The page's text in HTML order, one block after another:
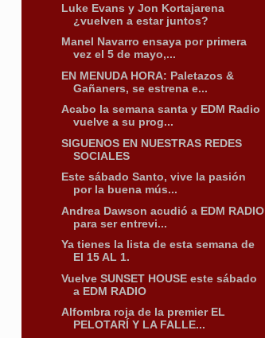
Luke Evans y Jon Kortajarena
¿vuelven a estar juntos?
Manel Navarro ensaya por primera
vez el 5 de mayo,...
EN MENUDA HORA: Paletazos &
Gañaners, se estrena e...
Acabo la semana santa y EDM Radio
vuelve a su prog...
SIGUENOS EN NUESTRAS REDES
SOCIALES
Este sábado Santo, vive la pasión
por la buena mús...
Andrea Dawson acudió a EDM RADIO
para ser entrevi...
Ya tienes la lista de esta semana de
El 15 AL 1.
Vuelve SUNSET HOUSE este sábado
a EDM RADIO
Alfombra roja de la premier EL
PELOTARÍ Y LA FALLE...